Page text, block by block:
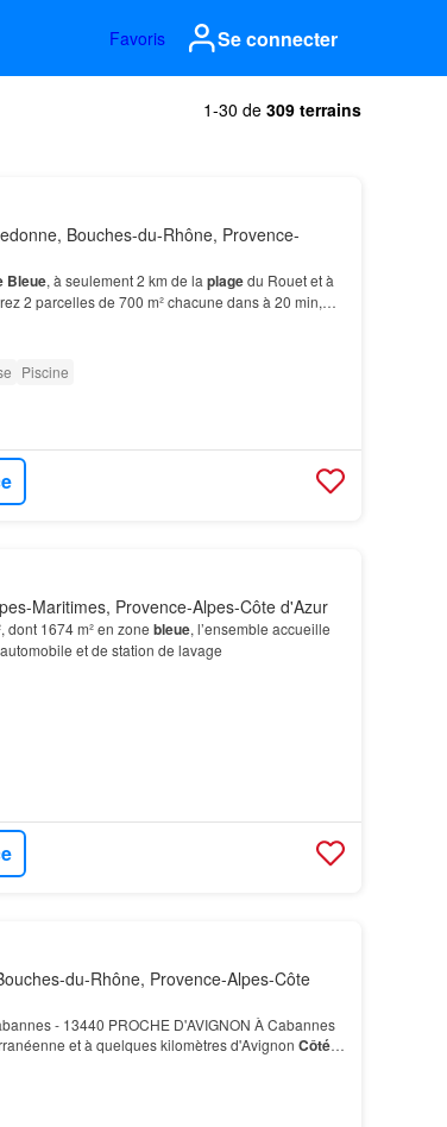
Favoris Se connecter
1-30 de 309 terrains
Bouches-du-Rhône, Provence-
Bleue, à seulement 2 km de la plagedu Rouet et à
2 parcelles de 700 m² chacune dans à 20 min,
Aéroport Marseille-Pro…
Piscine
Maritimes, Provence-Alpes-Côte d'Azur
dont 1674 m² en zone bleue, l’ensemble accueille
et de station de lavage
du-Rhône, Provence-Alpes-Côte
- 13440 PROCHE D'AVIGNON À Cabannes
et à quelques kilomètres d'Avignon Côté
10 minutes en voiture.…